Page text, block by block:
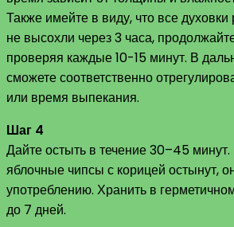
Также имейте в виду, что все
не высохли через 3 часа,
проверяя каждые 10-15 минут. В
сможете соответственно
или время выпекания.
Шаг 4
Дайте остыть в течение 30–45
яблочные чипсы с корицей остынут,
употреблению. Хранить в
до 7 дней.